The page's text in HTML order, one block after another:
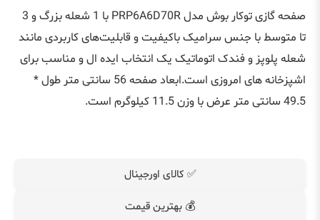
صفحه گازی توکار بوش مدل PRP6A6D70R با 1 شعله بزرگ و 3
تا متوسط با جنس سرامیک باکیفیت و قابلیت‌های کاربردی مانند
شعله پلوپز و فندک اتوماتیک یک انتخاب ایده ال و مناسب برای
اشپزخانه های امروزی است.ابعاد صفحه 56 سانتی متر طول *
49.5 سانتی متر عرض با وزن 11.5 کیلوگرم است.
✅ کالای اورجینال
💰 بهترین قیمت